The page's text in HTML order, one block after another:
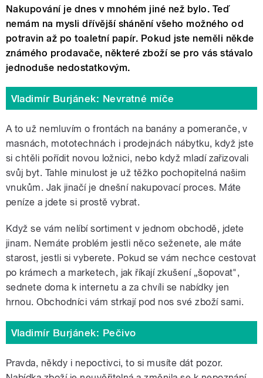
Nakupování je dnes v mnohém jiné než bylo. Teď
nemám na mysli dřívější shánění všeho možného od
potravin až po toaletní papír. Pokud jste neměli někde
známého prodavače, některé zboží se pro vás stávalo
jednoduše nedostatkovým.
Vladimír Burjánek: Nevratné míče
A to už nemluvím o frontách na banány a pomeranče, v
masnách, mototechnách i prodejnách nábytku, když jste
si chtěli pořídit novou ložnici, nebo když mladí zařizovali
svůj byt. Tahle minulost je už těžko pochopitelná našim
vnukům. Jak jinačí je dnešní nakupovací proces. Máte
peníze a jdete si prostě vybrat.
Když se vám nelíbí sortiment v jednom obchodě, jdete
jinam. Nemáte problém jestli něco seženete, ale máte
starost, jestli si vyberete. Pokud se vám nechce cestovat
po krámech a marketech, jak říkají zkušení „šopovat",
sednete doma k internetu a za chvíli se nabídky jen
hrnou. Obchodníci vám strkají pod nos své zboží sami.
Vladimír Burjánek: Pečivo
Pravda, někdy i nepoctivci, to si musíte dát pozor.